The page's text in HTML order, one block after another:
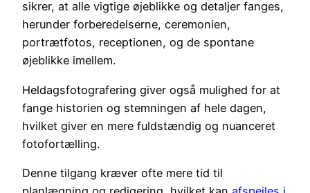
sikrer, at alle vigtige øjeblikke og detaljer fanges,
herunder forberedelserne, ceremonien,
portrætfotos, receptionen, og de spontane
øjeblikke imellem.
Heldagsfotografering giver også mulighed for at
fange historien og stemningen af hele dagen,
hvilket giver en mere fuldstændig og nuanceret
fotofortælling.
Denne tilgang kræver ofte mere tid til